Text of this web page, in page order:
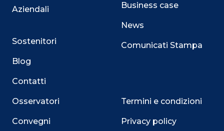
Aziendali
Sostenitori
Blog
Contatti
Osservatori
Convegni
Business case
News
Comunicati Stampa
Termini e condizioni
Privacy policy